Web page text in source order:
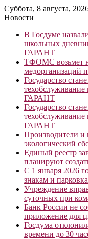
Суббота, 8 августа,
Новости
В Госдуме
школьных
ГАРАНТ
ТФОМС возьмет
медорганизаций
Государство
техобслуживание
ГАРАНТ
Государство
техобслуживание
ГАРАНТ
Производители
экологический
Единый реестр
планируют
С 1 января 2026
знакам и
Учреждение
суточных при
Банк России не
приложение для
Госдума
времени до 30